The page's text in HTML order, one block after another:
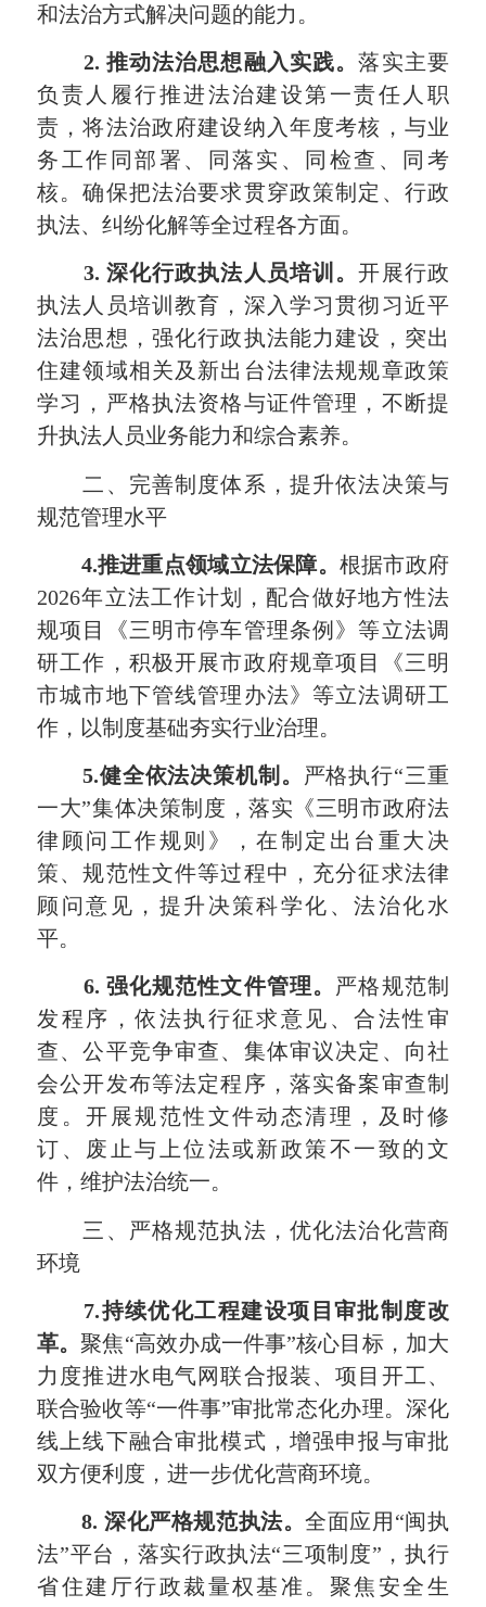
和法治方式解决问题的能力。
2. 推动法治思想融入实践。落实主要
负责人履行推进法治建设第一责任人职
责，将法治政府建设纳入年度考核，与业
务工作同部署、同落实、同检查、同考
核。确保把法治要求贯穿政策制定、行政
执法、纠纷化解等全过程各方面。
3. 深化行政执法人员培训 。开展行政
执法人员培训教育，深入学习贯彻习近平
法治思想，强化行政执法能力建设，突出
住建领域相关及新出台法律法规规章政策
学习，严格执法资格与证件管理，不断提
升执法人员业务能力和综合素养。
二、完善制度体系，提升依法决策与
规范管理水平
4.推进重点领域立法保障。 根据市政府
2026年立法工作计划，配合做好地方性法
规项目《三明市停车管理条例》等立法调
研工作，积极开展市政府规章项目《三明
市城市地下管线管理办法》等立法调研工
作，以制度基础夯实行业治理。
5.健全依法决策机制 。
严格执行“三重
一大”集体决策制度，落实《三明市政府法
律顾问工作规则》，在制定出台重大决
策、规范性文件等过程中，充分征求法律
顾问意见，提升决策科学化、法治化水
平。
6. 强化规范性文件管理。 严格规范制
发程序，依法执行征求意见、合法性审
查、公平竞争审查、集体审议决定、向社
会公开发布等法定程序，落实备案审查制
度。开展规范性文件动态清理，及时修
订、废止与上位法或新政策不一致的文
件，维护法治统一。
三、严格规范执法，优化法治化营商
环境
7.持续优化工程建设项目审批制度改
革。聚焦“高效办成一件事”核心目标，加大
力度推进水电气网联合报装、项目开工、
联合验收等“一件事”审批常态化办理。深化
线上线下融合审批模式，增强申报与审批
双方便利度，进一步优化营商环境。
8. 深化严格规范执法。全面应用“闽执
法”平台，落实行政执法“三项制度”，执行
省住建厅行政裁量权基准。聚焦安全生